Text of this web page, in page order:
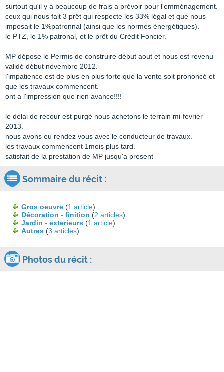
surtout qu'il y a beaucoup de frais a prévoir pour l'emménagement.
ceux qui nous fait 3 prêt qui respecte les 33% légal et que nous
imposait le 1%patronnal (ainsi que les normes énergétiques).
le PTZ, le 1% patronal, et le prêt du Crédit Foncier.
MP dépose le Permis de construire début aout et nous est revenu
validé début novembre 2012.
l'impatience est de plus en plus forte que la vente soit prononcé et
que les travaux commencent.
ont a l'impression que rien avance!!!!
le delai de recour est purgé nous achetons le terrain mi-fevrier
2013.
nous avons eu rendez vous avec le conducteur de travaux.
les travaux commencent 1mois plus tard.
satisfait de la prestation de MP jusqu'a present
Sommaire du récit :
Gros oeuvre (1 article)
Décoration - finition (2 articles)
Jardin - exterieurs (1 article)
Autres (3 articles)
Photos du récit :